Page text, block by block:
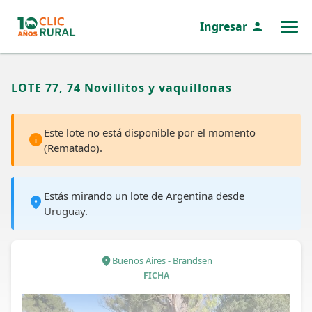
Ingresar
LOTE 77, 74 Novillitos y vaquillonas
Este lote no está disponible por el momento
(Rematado).
Estás mirando un lote de Argentina desde
Uruguay.
FICHA
Buenos Aires - Brandsen